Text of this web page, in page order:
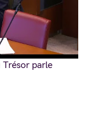
Trésor parle